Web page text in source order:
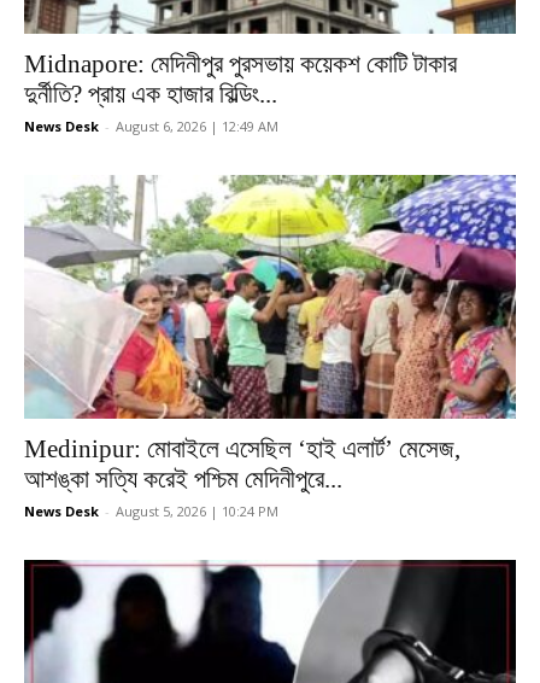
Midnapore: মেদিনীপুর পুরসভায় কয়েকশ কোটি টাকার
দুর্নীতি? প্রায় এক হাজার বিল্ডিং...
News Desk - August 6, 2026 | 12:49 AM
Medinipur: মোবাইলে এসেছিল ‘হাই এলার্ট’ মেসেজ,
আশঙ্কা সত্যি করেই পশ্চিম মেদিনীপুরে...
News Desk - August 5, 2026 | 10:24 PM